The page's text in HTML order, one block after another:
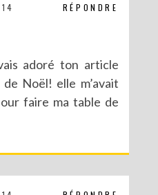
RÉPONDRE
adoré ton article
Noël! elle m’avait
faire ma table de